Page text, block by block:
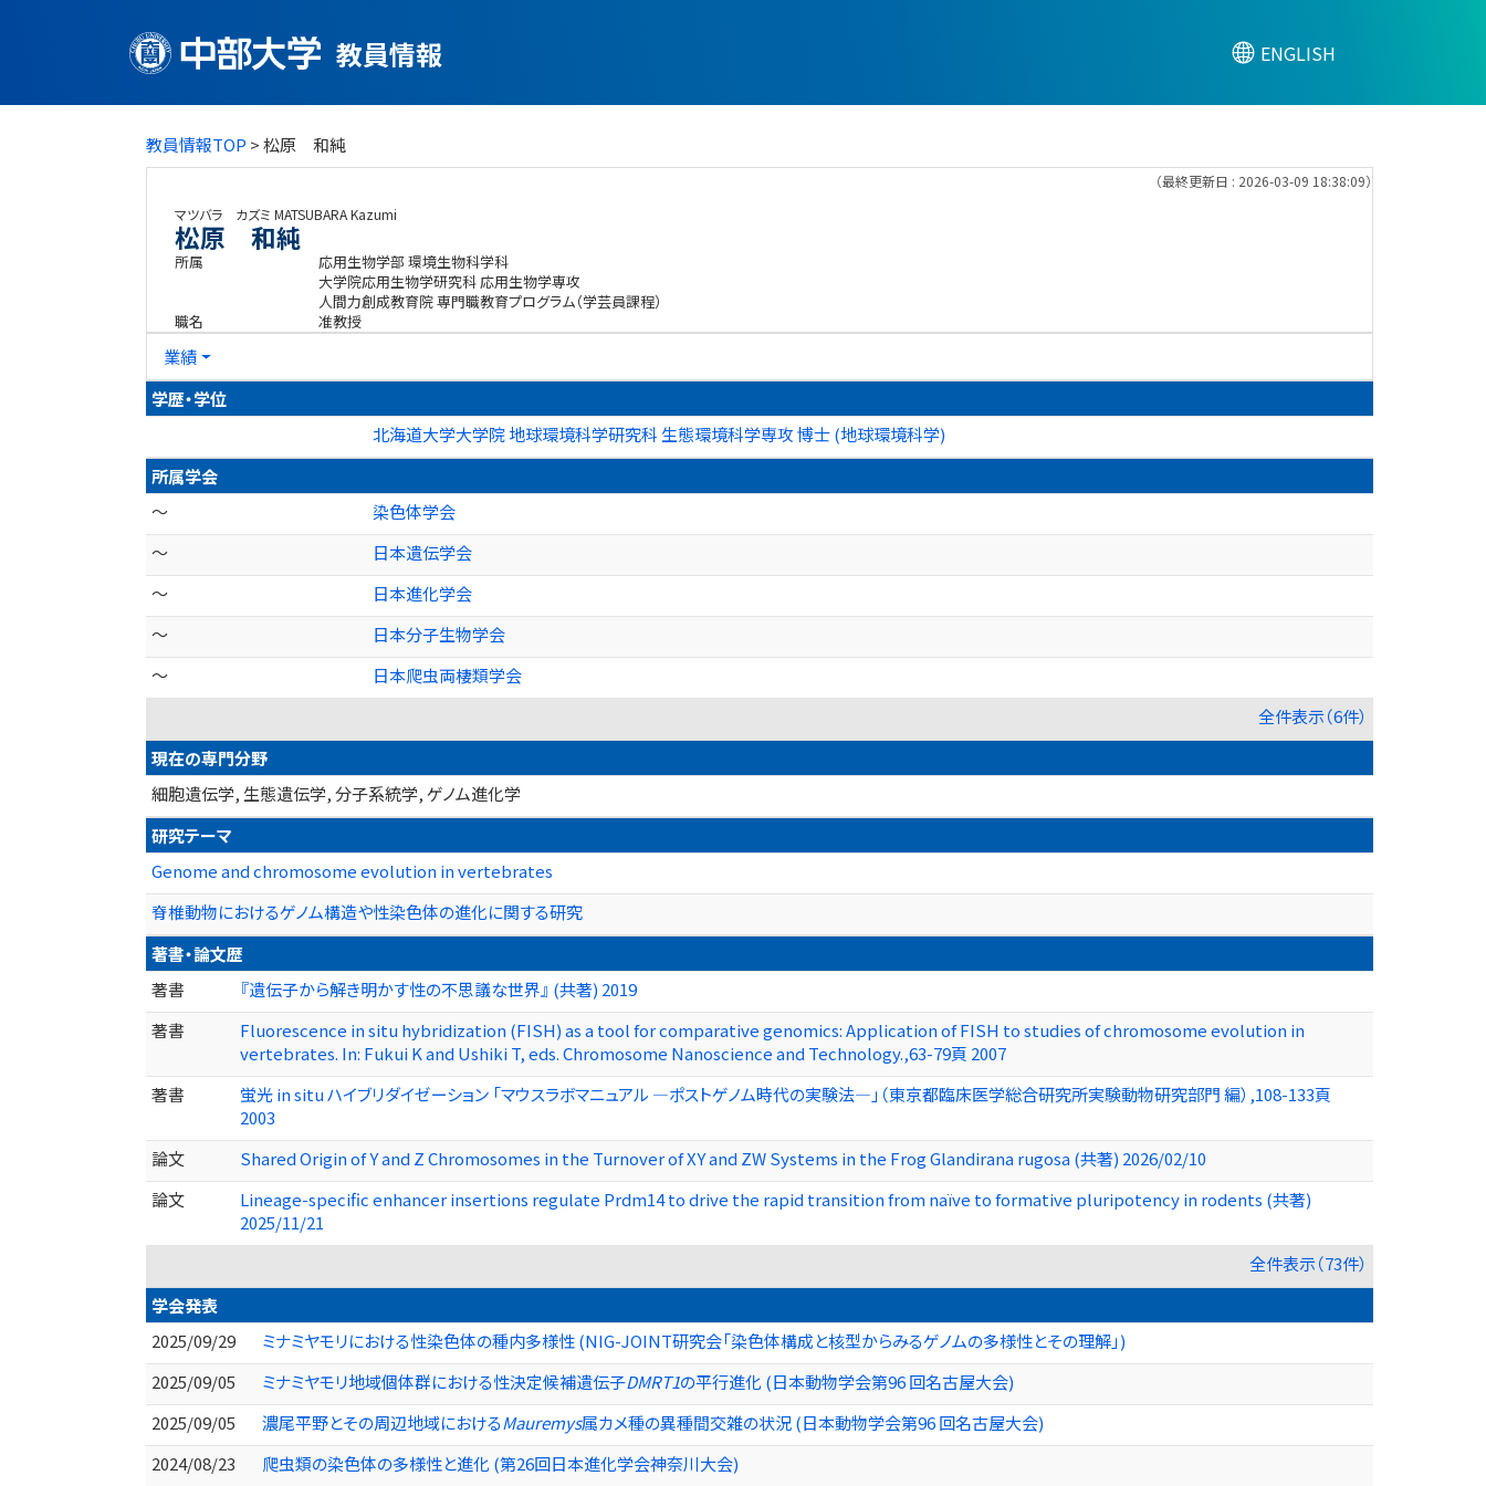
教員情報 ENGLISH
教員情報TOP > 松原 和純
（最終更新日 : 2026-03-09 18:38:09）
マツバラ カズミ MATSUBARA Kazumi
松原 和純
所属
応用生物学部 環境生物科学科
大学院応用生物学研究科 応用生物学専攻
人間力創成教育院 専門職教育プログラム（学芸員課程）
職名
准教授
業績
学歴・学位
北海道大学大学院 地球環境科学研究科 生態環境科学専攻 博士 (地球環境科学)
所属学会
～
染色体学会
～
日本遺伝学会
～
日本進化学会
～
日本分子生物学会
～
日本爬虫両棲類学会
全件表示（6件）
現在の専門分野
細胞遺伝学, 生態遺伝学, 分子系統学, ゲノム進化学
研究テーマ
Genome and chromosome evolution in vertebrates
脊椎動物におけるゲノム構造や性染色体の進化に関する研究
著書・論文歴
著書
『遺伝子から解き明かす性の不思議な世界』 (共著) 2019
著書
Fluorescence in situ hybridization (FISH) as a tool for comparative genomics: Application of FISH to studies of chromosome evolution in
vertebrates. In: Fukui K and Ushiki T, eds. Chromosome Nanoscience and Technology.,63-79頁 2007
著書
蛍光 in situ ハイブリダイゼーション 「マウスラボマニュアル ―ポストゲノム時代の実験法―」（東京都臨床医学総合研究所実験動物研究部門 編）,108-133頁
2003
論文
Shared Origin of Y and Z Chromosomes in the Turnover of XY and ZW Systems in the Frog Glandirana rugosa (共著) 2026/02/10
論文
Lineage-specific enhancer insertions regulate Prdm14 to drive the rapid transition from naïve to formative pluripotency in rodents (共著)
2025/11/21
全件表示（73件）
学会発表
2025/09/29
ミナミヤモリにおける性染色体の種内多様性 (NIG-JOINT研究会「染色体構成と核型からみるゲノムの多様性とその理解」)
2025/09/05
ミナミヤモリ地域個体群における性決定候補遺伝子DMRT1の平行進化 (日本動物学会第96 回名古屋大会)
2025/09/05
濃尾平野とその周辺地域におけるMauremys属カメ種の異種間交雑の状況 (日本動物学会第96 回名古屋大会)
2024/08/23
爬虫類の染色体の多様性と進化 (第26回日本進化学会神奈川大会)